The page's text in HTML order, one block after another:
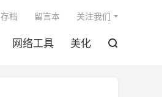
网络工具 美化 
存档 留言本 关注我们